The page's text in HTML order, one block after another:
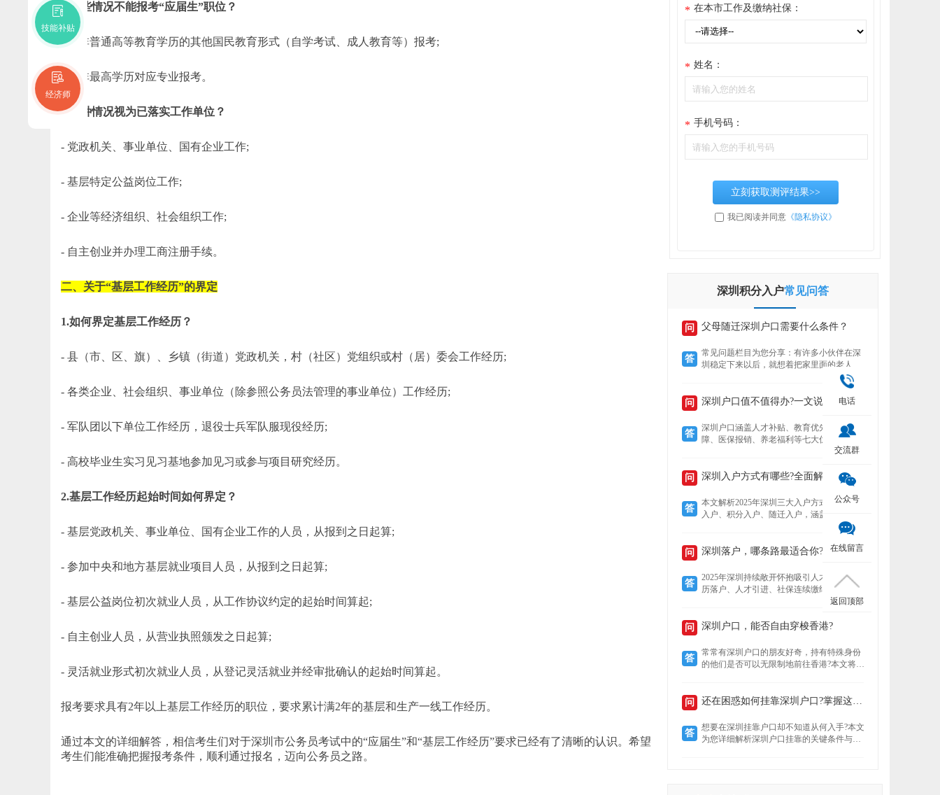
2.哪些情况不能报考“应届生”职位？
- 以非普通高等教育学历的其他国民教育形式（自学考试、成人教育等）报考;
- 以非最高学历对应专业报考。
3.何种情况视为已落实工作单位？
- 党政机关、事业单位、国有企业工作;
- 基层特定公益岗位工作;
- 企业等经济组织、社会组织工作;
- 自主创业并办理工商注册手续。
二、关于“基层工作经历”的界定
1.如何界定基层工作经历？
- 县（市、区、旗）、乡镇（街道）党政机关，村（社区）党组织或村（居）委会工作经历;
- 各类企业、社会组织、事业单位（除参照公务员法管理的事业单位）工作经历;
- 军队团以下单位工作经历，退役士兵军队服现役经历;
- 高校毕业生实习见习基地参加见习或参与项目研究经历。
2.基层工作经历起始时间如何界定？
- 基层党政机关、事业单位、国有企业工作的人员，从报到之日起算;
- 参加中央和地方基层就业项目人员，从报到之日起算;
- 基层公益岗位初次就业人员，从工作协议约定的起始时间算起;
- 自主创业人员，从营业执照颁发之日起算;
- 灵活就业形式初次就业人员，从登记灵活就业并经审批确认的起始时间算起。
报考要求具有2年以上基层工作经历的职位，要求累计满2年的基层和生产一线工作经历。
通过本文的详细解答，相信考生们对于深圳市公务员考试中的“应届生”和“基层工作经历”要求已经有了清晰的认识。希望
考生们能准确把握报考条件，顺利通过报名，迈向公务员之路。
* 在本市工作及缴纳社保：
* 姓名：
* 手机号码：
立刻获取测评结果>>
我已阅读并同意 《隐私协议》
深圳积分入户常见问答
问 父母随迁深圳户口需要什么条件？
答
常见问题栏目为您分享：有许多小伙伴在深
圳稳定下来以后，就想着把家里面的老人接
到深圳来养老，还想着要不要给老人把户口
也迁过来，下文就为您介绍老人迁户口过来
以后有什么好处？然后再来了解，父母随迁
问 深圳户口值不值得办?一文说清7大核心优势!
答
深圳户口涵盖人才补贴、教育优先、住房保
障、医保报销、养老福利等七大优势。深户
可领本科至博士补贴，子女享公立学位及中
比例高达95%，退休养老金更高，且支持全
家随迁。本文详解各项福利，助你判断落户
价值。
问 深圳入户方式有哪些?全面解析!
答
本文解析2025年深圳三大入户方式——人才
入户、积分入户、随迁入户，涵盖适用人
群、核心优势及政策细节。数据显示，人才
入户无需排队且无名额限制，积分入户无学
历要求但竞争激烈，随迁入户条件宽松，助
问 深圳落户，哪条路最适合你?
答
2025年深圳持续敞开怀抱吸引人才，提供学
历落户、人才引进、社保连续缴纳、投资创
业、积分制及毕业生安居六大多元化落户路
定就业者还是创业者，总有一条通道助你扎
自身条件，是高效落户的关键。
问 深圳户口，能否自由穿梭香港?
答
常常有深圳户口的朋友好奇，持有特殊身份
的他们是否可以无限制地前往香港?本文将揭
问 还在困惑如何挂靠深圳户口?掌握这些要点轻松...
答
想要在深圳挂靠户口却不知道从何入手?本文
为您详细解析深圳户口挂靠的关键条件与所
技能补贴
经济师
电话
交流群
公众号
在线留言
返回顶部